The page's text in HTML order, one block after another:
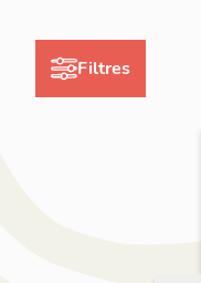
Filtres